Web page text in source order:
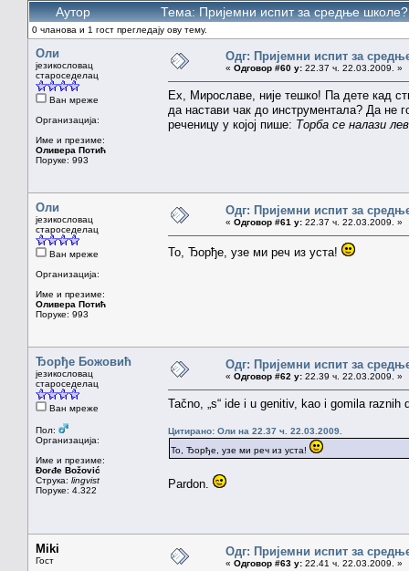
Аутор Тема: Пријемни испит за средње
0 чланова и 1 гост прегледају ову тему.
Оли
језикословац
староседелац
Ван мреже
Организација:
Име и презиме:
Оливера Потић
Поруке: 993
Одг: Пријемни испит за
« Одговор #60 у: 22.37 ч. 22.03.2009. »
Ех, Мирославе, није тешко! Па дете кад
да настави чак до инструментала? Да не
реченицу у којој пише: Торба се налази
Оли
језикословац
староседелац
Ван мреже
Организација:
Име и презиме:
Оливера Потић
Поруке: 993
Одг: Пријемни испит за
« Одговор #61 у: 22.37 ч. 22.03.2009. »
То, Ђорђе, узе ми реч из уста!
Ђорђе Божовић
језикословац
староседелац
Ван мреже
Пол:
Организација:
Име и презиме:
Đorđe Božović
Струка: lingvist
Поруке: 4.322
Одг: Пријемни испит за
« Одговор #62 у: 22.39 ч. 22.03.2009. »
Tačno, „s“ ide i u genitiv, kao i gomila
Цитирано: Оли на 22.37 ч. 22.03.2009.
То, Ђорђе, узе ми реч из уста!
Pardon.
Miki
Гост
Одг: Пријемни испит за
« Одговор #63 у: 22.41 ч. 22.03.2009. »